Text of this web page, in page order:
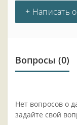
+ Написать
Вопросы (0)
Нет вопросов о
задайте свой